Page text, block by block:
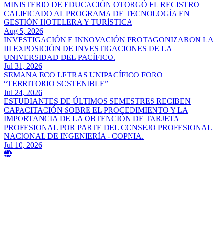
MINISTERIO DE EDUCACIÓN OTORGÓ EL REGISTRO
CALIFICADO AL PROGRAMA DE TECNOLOGÍA EN
GESTIÓN HOTELERA Y TURÍSTICA
Aug 5, 2026
INVESTIGACIÓN E INNOVACIÓN PROTAGONIZARON LA
III EXPOSICIÓN DE INVESTIGACIONES DE LA
UNIVERSIDAD DEL PACÍFICO.
Jul 31, 2026
SEMANA ECO LETRAS UNIPACÍFICO FORO
“TERRITORIO SOSTENIBLE”
Jul 24, 2026
ESTUDIANTES DE ÚLTIMOS SEMESTRES RECIBEN
CAPACITACIÓN SOBRE EL PROCEDIMIENTO Y LA
IMPORTANCIA DE LA OBTENCIÓN DE TARJETA
PROFESIONAL POR PARTE DEL CONSEJO PROFESIONAL
NACIONAL DE INGENIERÍA - COPNIA.
Jul 10, 2026